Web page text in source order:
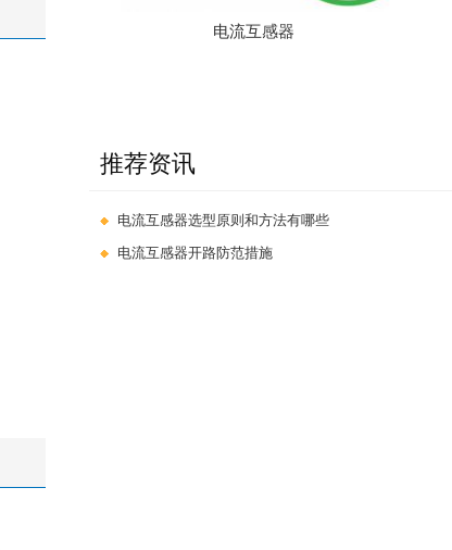
电流互感器
推荐资讯
电流互感器选型原则和方法有哪些
电流互感器开路防范措施